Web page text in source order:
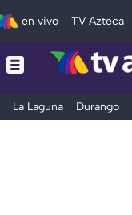
en vivo TV Azteca
La Laguna Durango